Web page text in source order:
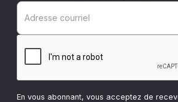
En vous abonnant, vous acceptez de